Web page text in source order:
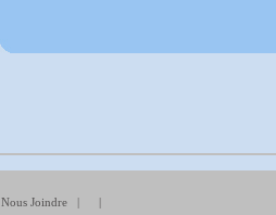
Nous Joindre| |